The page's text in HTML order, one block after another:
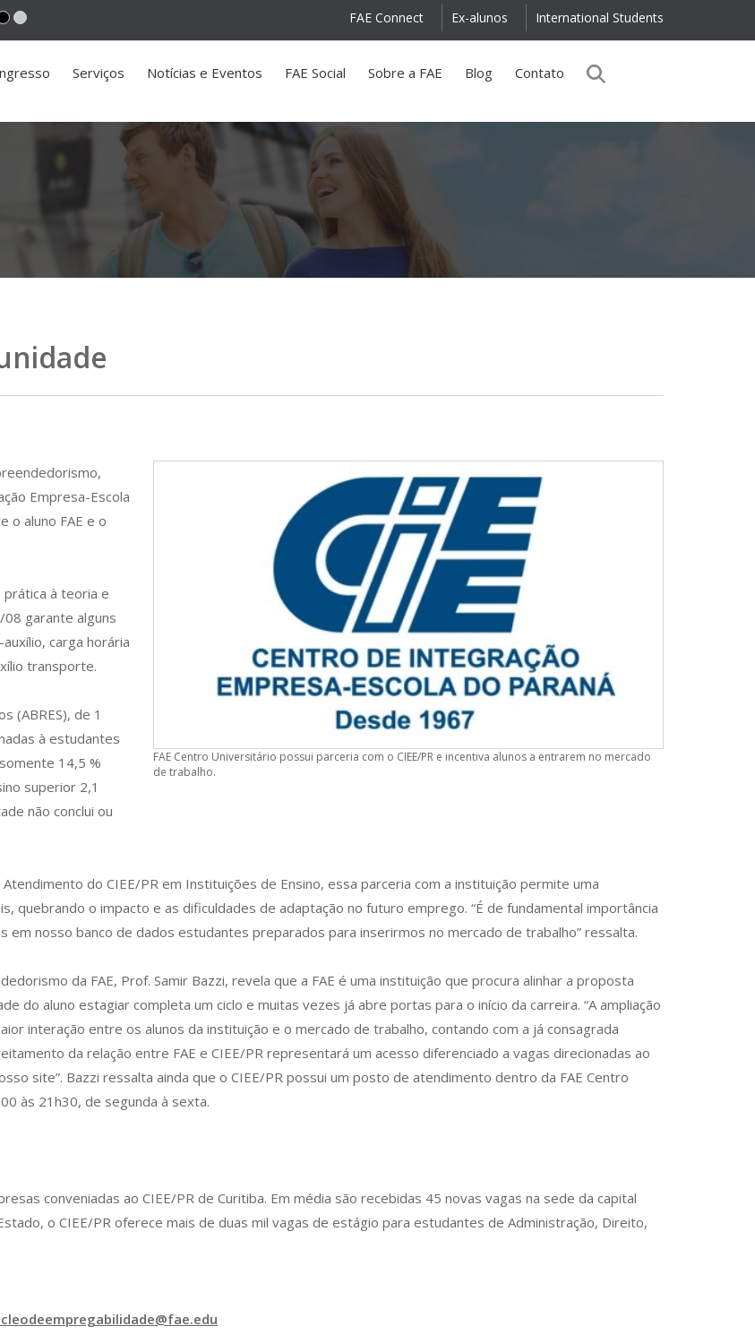
International Students
Ex-alunos
FAE Connect
Serviços Notícias e Eventos FAE Social Sobre a FAE Blog Contato
FAE Centro Universitário possui parceria com o CIEE/PR e incentiva alunos a entrarem no mercado
de trabalho.
Empresa-Escola
o aluno FAE e o
à teoria e
08 garante alguns
carga horária
transporte.
(ABRES), de 1
à estudantes
14,5 %
superior 2,1
não conclui ou
do CIEE/PR em Instituições de Ensino, essa parceria com a instituição permite uma
quebrando o impacto e as dificuldades de adaptação no futuro emprego. “É de fundamental importância
em nosso banco de dados estudantes preparados para inserirmos no mercado de trabalho” ressalta.
da FAE, Prof. Samir Bazzi, revela que a FAE é uma instituição que procura alinhar a proposta
do aluno estagiar completa um ciclo e muitas vezes já abre portas para o início da carreira. “A ampliação
interação entre os alunos da instituição e o mercado de trabalho, contando com a já consagrada
da relação entre FAE e CIEE/PR representará um acesso diferenciado a vagas direcionadas ao
site”. Bazzi ressalta ainda que o CIEE/PR possui um posto de atendimento dentro da FAE Centro
às 21h30, de segunda à sexta.
conveniadas ao CIEE/PR de Curitiba. Em média são recebidas 45 novas vagas na sede da capital
o CIEE/PR oferece mais de duas mil vagas de estágio para estudantes de Administração, Direito,